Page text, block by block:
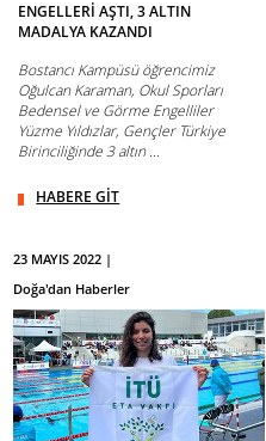
ENGELLERİ AŞTI, 3 ALTIN
MADALYA KAZANDI
Bostancı Kampüsü öğrencimiz
Oğulcan Karaman, Okul Sporları
Bedensel ve Görme Engelliler
Yüzme Yıldızlar, Gençler Türkiye
Birinciliğinde 3 altın ...
HABERE GİT
23 MAYIS 2022 |
Doğa'dan Haberler